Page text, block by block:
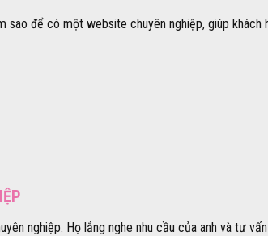
sao để có một website chuyên nghiệp, giúp
nghiệp. Họ lắng nghe nhu cầu của anh và tư